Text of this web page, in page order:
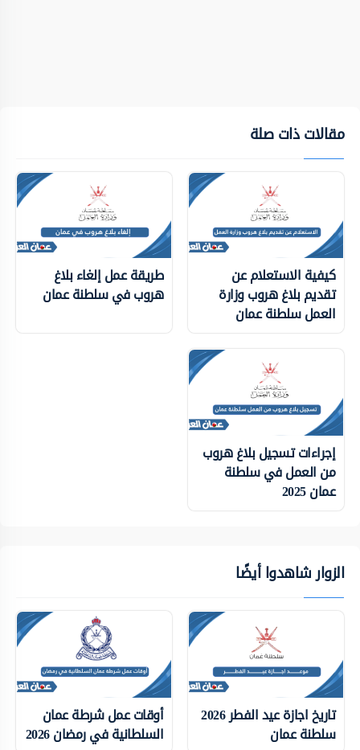
مقالات ذات صلة
كيفية الاستعلام عن
تقديم بلاغ هروب وزارة
العمل سلطنة عمان
طريقة عمل إلغاء بلاغ
هروب في سلطنة عمان
إجراءات تسجيل بلاغ هروب
من العمل في سلطنة
عمان 2025
الزوار شاهدوا أيضًا
تاريخ اجازة عيد الفطر 2026
سلطنة عمان
أوقات عمل شرطة عمان
السلطانية في رمضان 2026